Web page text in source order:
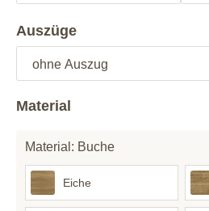
Auszüge
Material
Material: Buche
Eiche